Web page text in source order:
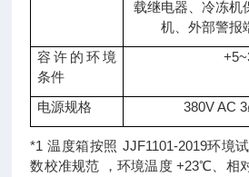
载继电器、冷冻机
机、外部警报
容许的环境
条件
电源规格 380V AC
*1 温度箱按照 JJF1101-2019环境
数校准规范 ，环境温度 +23℃、相